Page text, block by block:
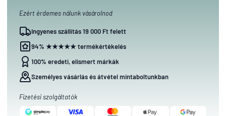
Ezért érdemes nálunk vásárolnod
Ingyenes szállítás 19 000 Ft felett
94% ★★★★★ termékértékelés
100% eredeti, elismert márkák
Személyes vásárlás és átvétel mintaboltunkban
Fizetési szolgáltatók